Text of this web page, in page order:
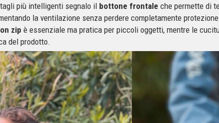
più intelligenti segnalo il bottone frontale che permette di
la ventilazione senza perdere completamente
zip è essenziale ma pratica per piccoli oggetti, mentre le
del prodotto.